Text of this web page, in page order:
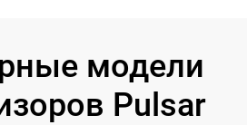
модели
Pulsar